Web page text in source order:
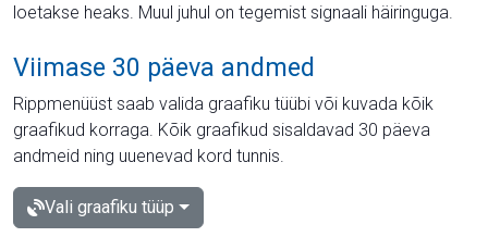
loetakse heaks. Muul juhul on tegemist signaali häiringuga.
Viimase 30 päeva andmed
Rippmenüüst saab valida graafiku tüübi või kuvada kõik
graafikud korraga. Kõik graafikud sisaldavad 30 päeva
andmeid ning uuenevad kord tunnis.
Vali graafiku tüüp